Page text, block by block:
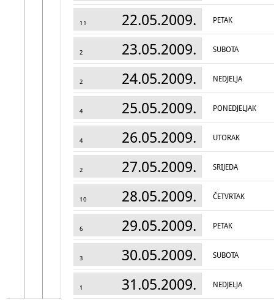
11 22.05.2009. PETAK
2 23.05.2009. SUBOTA
2 24.05.2009. NEDJELJA
4 25.05.2009. PONEDJELJAK
4 26.05.2009. UTORAK
2 27.05.2009. SRIJEDA
10 28.05.2009. ČETVRTAK
6 29.05.2009. PETAK
3 30.05.2009. SUBOTA
1 31.05.2009. NEDJELJA